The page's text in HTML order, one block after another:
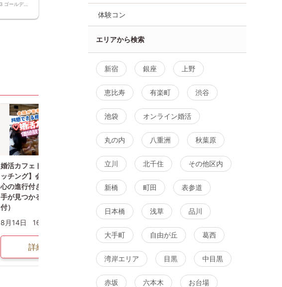
婚活カフェトーク【価値観マ
ッチング】会話が苦手でも安
心の進行付き♡共感できる相
手が見つかる（ワンドリンク
付）
8月14日
16:00〜
詳細を見る
婚活カフェトーク【価値観マ
心の進行付き♡共感できる相
手が見つかる（ワンドリンク
付）
40代50代中心
体験コン
エリアから検索
新宿 銀座 上野
恵比寿 有楽町 渋谷
池袋 オンライン婚活
丸の内 八重洲 秋葉原
立川 北千住 その他区内
新橋 町田 表参道
日本橋 浅草 品川
大手町 自由が丘 葛西
湾岸エリア 目黒 中目黒
赤坂 六本木 お台場